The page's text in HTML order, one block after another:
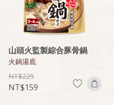
山頭火監製綜合豚骨鍋
火鍋湯底
229
159